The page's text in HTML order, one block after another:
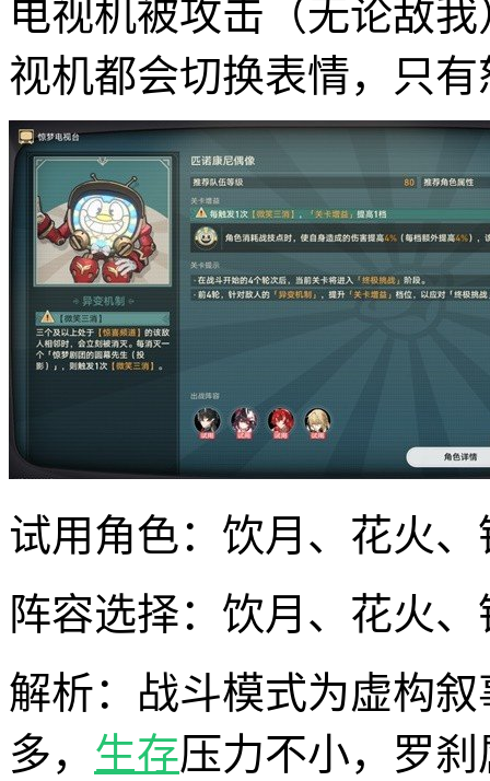
电视机被攻击（无论敌
视机都会切换表情，只
试用角色：饮月、花火
阵容选择：饮月、花火
解析：战斗模式为虚构
多， 生存压力不小，罗